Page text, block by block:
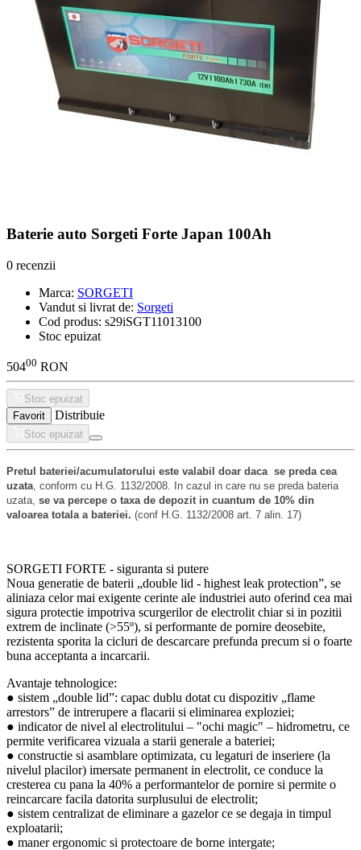
Baterie auto Sorgeti Forte Japan 100Ah
0 recenzii
Marca: SORGETI
Vandut si livrat de: Sorgeti
Cod produs: s29iSGT11013100
Stoc epuizat
50400 RON
Stoc epuizat
Favorit
Distribuie
Stoc epuizat
Pretul bateriei/acumulatorului este valabil doar daca se preda cea
uzata , conform cu H.G. 1132/2008. In cazul in care nu se preda bateria
uzata, se va percepe o taxa de depozit in cuantum de 10% din
valoarea totala a bateriei. (conf H.G. 1132/2008 art. 7 alin. 17)
SORGETI FORTE - siguranta si putere
Noua generatie de baterii „double lid - highest leak protection”, se
aliniaza celor mai exigente cerinte ale industriei auto oferind cea mai
sigura protectie impotriva scurgerilor de electrolit chiar si in pozitii
extrem de inclinate (>55º), si performante de pornire deosebite,
rezistenta sporita la cicluri de descarcare prefunda precum si o foarte
buna acceptanta a incarcarii.
Avantaje tehnologice:
● sistem „double lid”: capac dublu dotat cu dispozitiv „flame
arrestors” de intrerupere a flacarii si eliminarea exploziei;
● indicator de nivel al electrolitului – "ochi magic" – hidrometru, ce
permite verificarea vizuala a starii generale a bateriei;
● constructie si asamblare optimizata, cu legaturi de inseriere (la
nivelul placilor) imersate permanent in electrolit, ce conduce la
cresterea cu pana la 40% a performantelor de pornire si permite o
reincarcare facila datorita surplusului de electrolit;
● sistem centralizat de eliminare a gazelor ce se degaja in timpul
exploatarii;
● maner ergonomic si protectoare de borne intergate;